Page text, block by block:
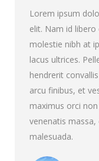
Lorem ipsum
elit. Nam id
molestie nibh at
lacus ultrices.
hendrerit
arcu finibus, et
maximus orci
venenatis
malesuada.